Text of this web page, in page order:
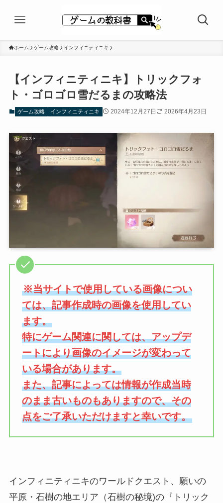
ホーム ゲーム攻略 インフィニティニキ
【インフィニティニキ】トリックフォ
ト・ゴロゴロ雪だるまの攻略法
ゲーム攻略 インフィニティニキ 2024年12月27日 2026年4月23日
※当サイトで使用している画像につい
ては、記事作成時の画像を使用してい
ます。
特にゲーム関連に関しては、アップデ
ートにより画像のイメージが変わって
いる場合があります。
また、記事によっては情報が作成当時
のまま古いものもありますので、その
点をご了承いただけますと幸いです。
インフィニティニキのワールドクエスト、願いの
平原・石樹の地エリア（石樹の秘境)の『トリック